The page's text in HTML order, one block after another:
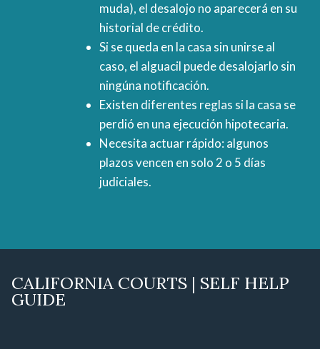
muda), el desalojo no aparecerá en su
historial de crédito.
Si se queda en la casa sin unirse al
caso, el alguacil puede desalojarlo sin
ningúna notificación.
Existen diferentes reglas si la casa se
perdió en una ejecución hipotecaria.
Necesita actuar rápido: algunos
plazos vencen en solo 2 o 5 días
judiciales.
CALIFORNIA COURTS | SELF HELP
GUIDE